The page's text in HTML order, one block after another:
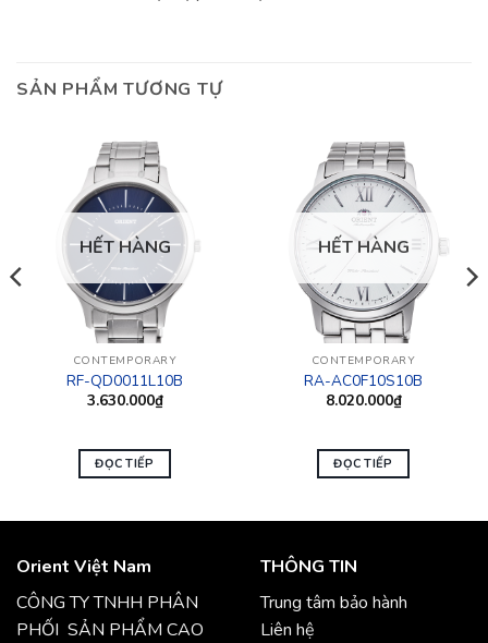
SẢN PHẨM TƯƠNG TỰ
HẾT HÀNG
CONTEMPORARY
RF-QD0011L10B
3.630.000₫
ĐỌC TIẾP
HẾT HÀNG
CONTEMPORARY
RA-AC0F10S10B
8.020.000₫
ĐỌC TIẾP
Orient Việt Nam
CÔNG TY TNHH PHÂN
PHỐI SẢN PHẨM CAO
THÔNG TIN
Trung tâm bảo hành
Liên hệ